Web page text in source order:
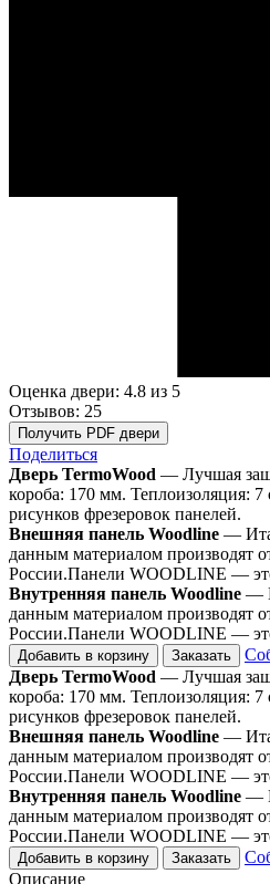
Оценка двери: 4.8 из 5
Отзывов: 25
Получить PDF двери
Поделиться
Дверь TermoWood — Лучшая
короба: 170 мм. Теплоизоляция:
рисунков фрезеровок панелей.
Внешняя панель Woodline —
данным материалом производят
России.Панели WOODLINE —
Внутренняя панель Woodline —
данным материалом производят
России.Панели WOODLINE —
Добавить в корзину Заказать
Дверь TermoWood — Лучшая
короба: 170 мм. Теплоизоляция:
рисунков фрезеровок панелей.
Внешняя панель Woodline —
данным материалом производят
России.Панели WOODLINE —
Внутренняя панель Woodline —
данным материалом производят
России.Панели WOODLINE —
Добавить в корзину Заказать
Описание